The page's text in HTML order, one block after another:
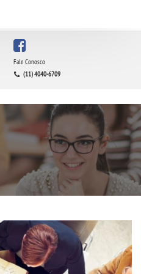
Fale Conosco
(11) 4040-6709